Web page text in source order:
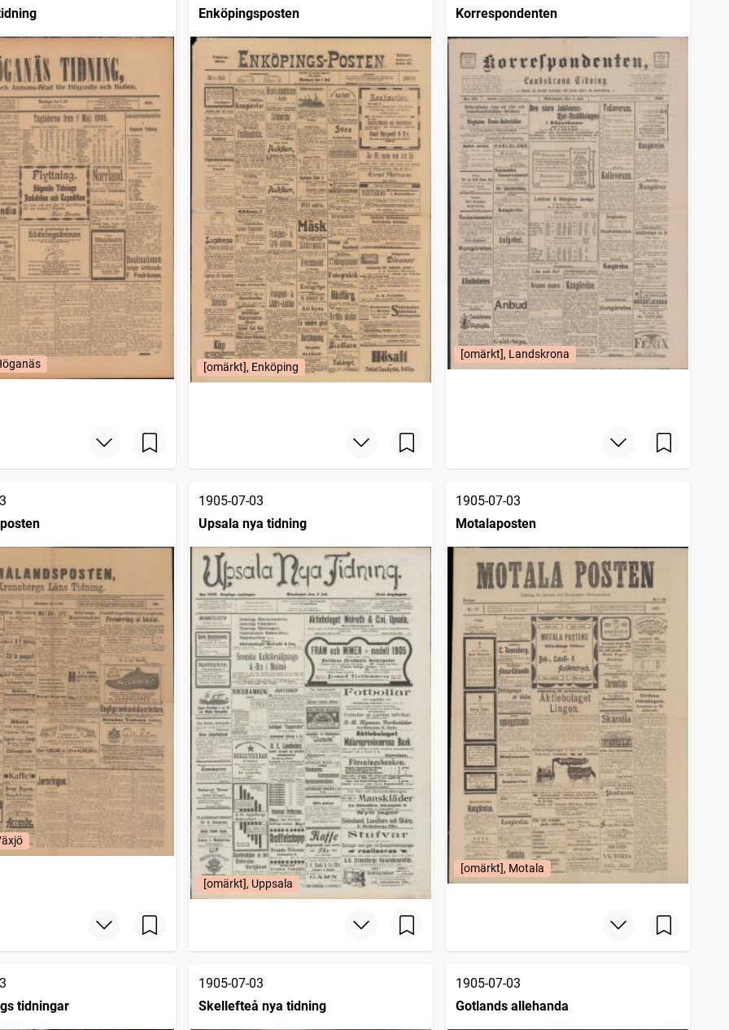
Enköpingsposten
[omärkt], Enköping
Korrespondenten
[omärkt], Landskrona
1905-07-03
Upsala nya tidning
[omärkt], Uppsala
1905-07-03
Motalaposten
[omärkt], Motala
tidningar
1905-07-03
Skellefteå nya tidning
1905-07-03
Gotlands allehanda